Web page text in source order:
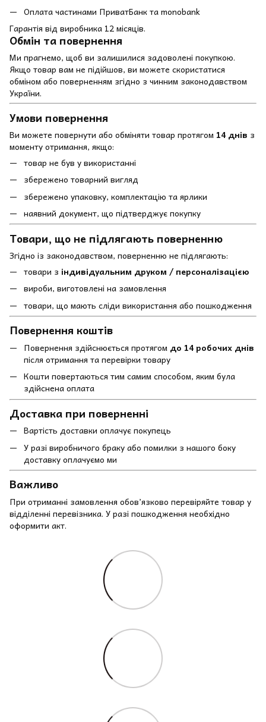
Оплата частинами ПриватБанк та monobank
Гарантія від виробника 12 місяців.
Обмін та повернення
Ми прагнемо, щоб ви залишилися задоволені покупкою.
Якщо товар вам не підійшов, ви можете скористатися
обміном або поверненням згідно з чинним законодавством
України.
Умови повернення
Ви можете повернути або обміняти товар протягом 14 днів з
моменту отримання, якщо:
товар не був у використанні
збережено товарний вигляд
збережено упаковку, комплектацію та ярлики
наявний документ, що підтверджує покупку
Товари, що не підлягають поверненню
Згідно із законодавством, поверненню не підлягають:
товари з індивідуальним друком / персоналізацією
вироби, виготовлені на замовлення
товари, що мають сліди використання або пошкодження
Повернення коштів
Повернення здійснюється протягом до 14 робочих днів
після отримання та перевірки товару
Кошти повертаються тим самим способом, яким була
здійснена оплата
Доставка при поверненні
Вартість доставки оплачує покупець
У разі виробничого браку або помилки з нашого боку
доставку оплачуємо ми
Важливо
При отриманні замовлення обов’язково перевіряйте товар у
відділенні перевізника. У разі пошкодження необхідно
оформити акт.